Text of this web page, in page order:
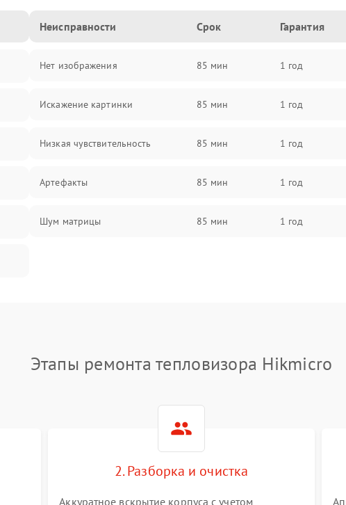
Неисправности Срок Гарантия
Нет изображения 85 мин 1 год
Искажение картинки 85 мин 1 год
Низкая чувствительность 85 мин 1 год
Артефакты 85 мин 1 год
Шум матрицы 85 мин 1 год
Этапы ремонта тепловизора Hikmicro
2. Разборка и очистка
Аккуратное вскрытие корпуса с учетом